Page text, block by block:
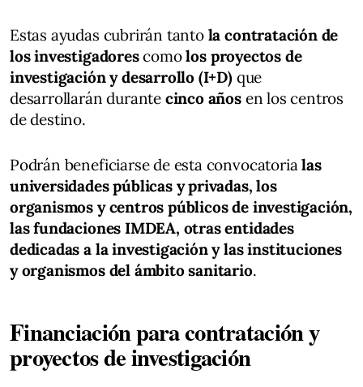
Estas ayudas cubrirán tanto la contratación de
los investigadorescomolos proyectos de
investigación y desarrollo (I+D)que
desarrollarán durante cinco añosen los centros
de destino.
Podrán beneficiarse de esta convocatorialas
universidades públicas y privadas, los
organismos y centros públicos de investigación,
las fundaciones IMDEA, otras entidades
dedicadas a la investigación y las instituciones
y organismos del ámbito sanitario.
Financiación para contratación y
proyectos de investigación